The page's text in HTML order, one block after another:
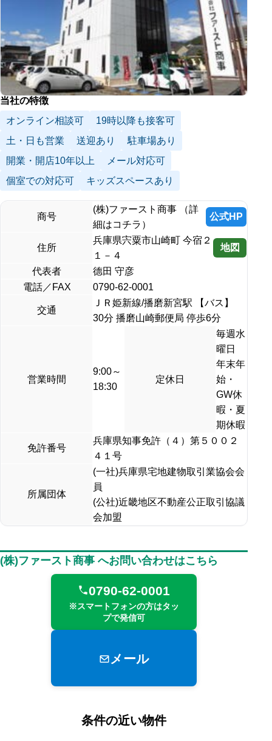
当社の特徴
オンライン相談可
19時以降も接客可
土・日も営業
送迎あり
駐車場あり
開業・開店10年以上
メール対応可
個室での対応可
キッズスペースあり
商号
(株)ファースト商事 （詳
細はコチラ）
公式HP
住所
兵庫県宍粟市山崎町 今宿２
１－４
地図
代表者
德田 守彦
電話／FAX
0790-62-0001
交通
ＪＲ姫新線/播磨新宮駅 【バス】
30分 播磨山崎郵便局 停歩6分
営業時間
9:00～
18:30
定休日
毎週水
曜日
年末年
始・
GW休
暇・夏
期休暇
免許番号
兵庫県知事免許（４）第５００２
４１号
所属団体
(一社)兵庫県宅地建物取引業協会会
員
(公社)近畿地区不動産公正取引協議
会加盟
(株)ファースト商事 へお問い合わせはこちら
0790-62-0001
※スマートフォンの方はタッ
プで発信可
メール
条件の近い物件